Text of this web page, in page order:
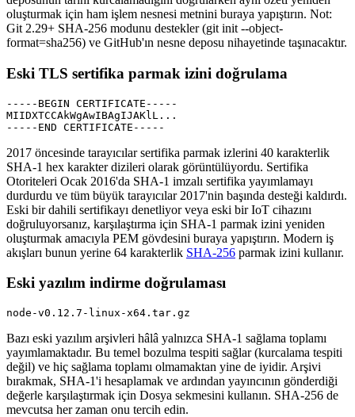
oluşturmak için ham işlem nesnesi metnini buraya yapıştırın. Not:
Git 2.29+ SHA-256 modunu destekler (git init --object-
format=sha256) ve GitHub'ın nesne deposu nihayetinde taşınacaktır.
Eski TLS sertifika parmak izini doğrulama
-----BEGIN CERTIFICATE-----
MIIDXTCCAkWgAwIBAgIJAKlL...
-----END CERTIFICATE-----
2017 öncesinde tarayıcılar sertifika parmak izlerini 40 karakterlik
SHA-1 hex karakter dizileri olarak görüntülüyordu. Sertifika
Otoriteleri Ocak 2016'da SHA-1 imzalı sertifika yayımlamayı
durdurdu ve tüm büyük tarayıcılar 2017'nin başında desteği kaldırdı.
Eski bir dahili sertifikayı denetliyor veya eski bir IoT cihazını
doğruluyorsanız, karşılaştırma için SHA-1 parmak izini yeniden
oluşturmak amacıyla PEM gövdesini buraya yapıştırın. Modern iş
akışları bunun yerine 64 karakterlik SHA-256 parmak izini kullanır.
Eski yazılım indirme doğrulaması
node-v0.12.7-linux-x64.tar.gz
Bazı eski yazılım arşivleri hâlâ yalnızca SHA-1 sağlama toplamı
yayımlamaktadır. Bu temel bozulma tespiti sağlar (kurcalama tespiti
değil) ve hiç sağlama toplamı olmamaktan yine de iyidir. Arşivi
bırakmak, SHA-1'i hesaplamak ve ardından yayıncının gönderdiği
değerle karşılaştırmak için Dosya sekmesini kullanın. SHA-256 de
mevcutsa her zaman onu tercih edin.